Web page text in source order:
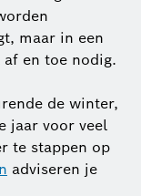
maar in een
en toe nodig.
de winter,
jaar voor veel
te stappen op
adviseren je